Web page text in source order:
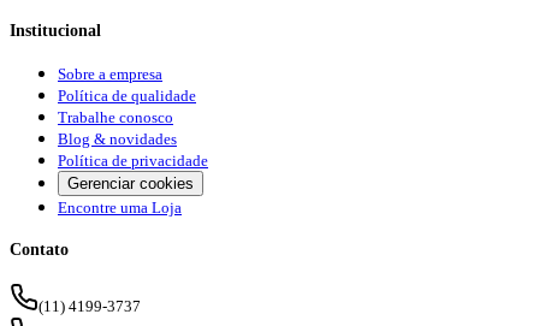
Institucional
Sobre a empresa
Política de qualidade
Trabalhe conosco
Blog & novidades
Política de privacidade
Gerenciar cookies
Encontre uma Loja
Contato
(11) 4199-3737